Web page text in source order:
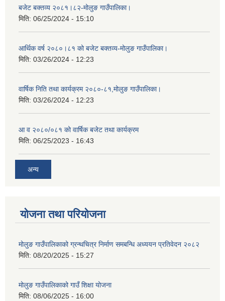
बजेट बक्तव्य २०८१।८२-मोलुङ गाउँपालिका।
मिति: 06/25/2024 - 15:10
आर्थिक वर्ष २०८०।८१ को बजेट बक्तव्य-मोलुङ गाउँपालिका।
मिति: 03/26/2024 - 12:23
वार्षिक निति तथा कार्यक्रम २०८०-८१,मोलुङ गाउँपालिका।
मिति: 03/26/2024 - 12:23
आ व २०८०/०८१ को वार्षिक बजेट तथा कार्यक्रम
मिति: 06/25/2023 - 16:43
अन्य
योजना तथा परियोजना
मोलुङ गाउँपालिकाको ग्रन्थचित्र निर्माण समबन्धि अध्ययन प्रतिवेदन २०८२
मिति: 08/20/2025 - 15:27
मोलुङ गाउँपालिकाको गाउँ शिक्षा योजना
मिति: 08/06/2025 - 16:00